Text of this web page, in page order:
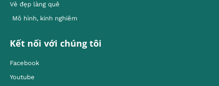
Vẻ đẹp làng quê
Mô hình, kinh nghiêm
Kết nối với chúng tôi
Facebook
Youtube